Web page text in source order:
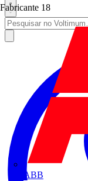
Fabricante 18
ABB